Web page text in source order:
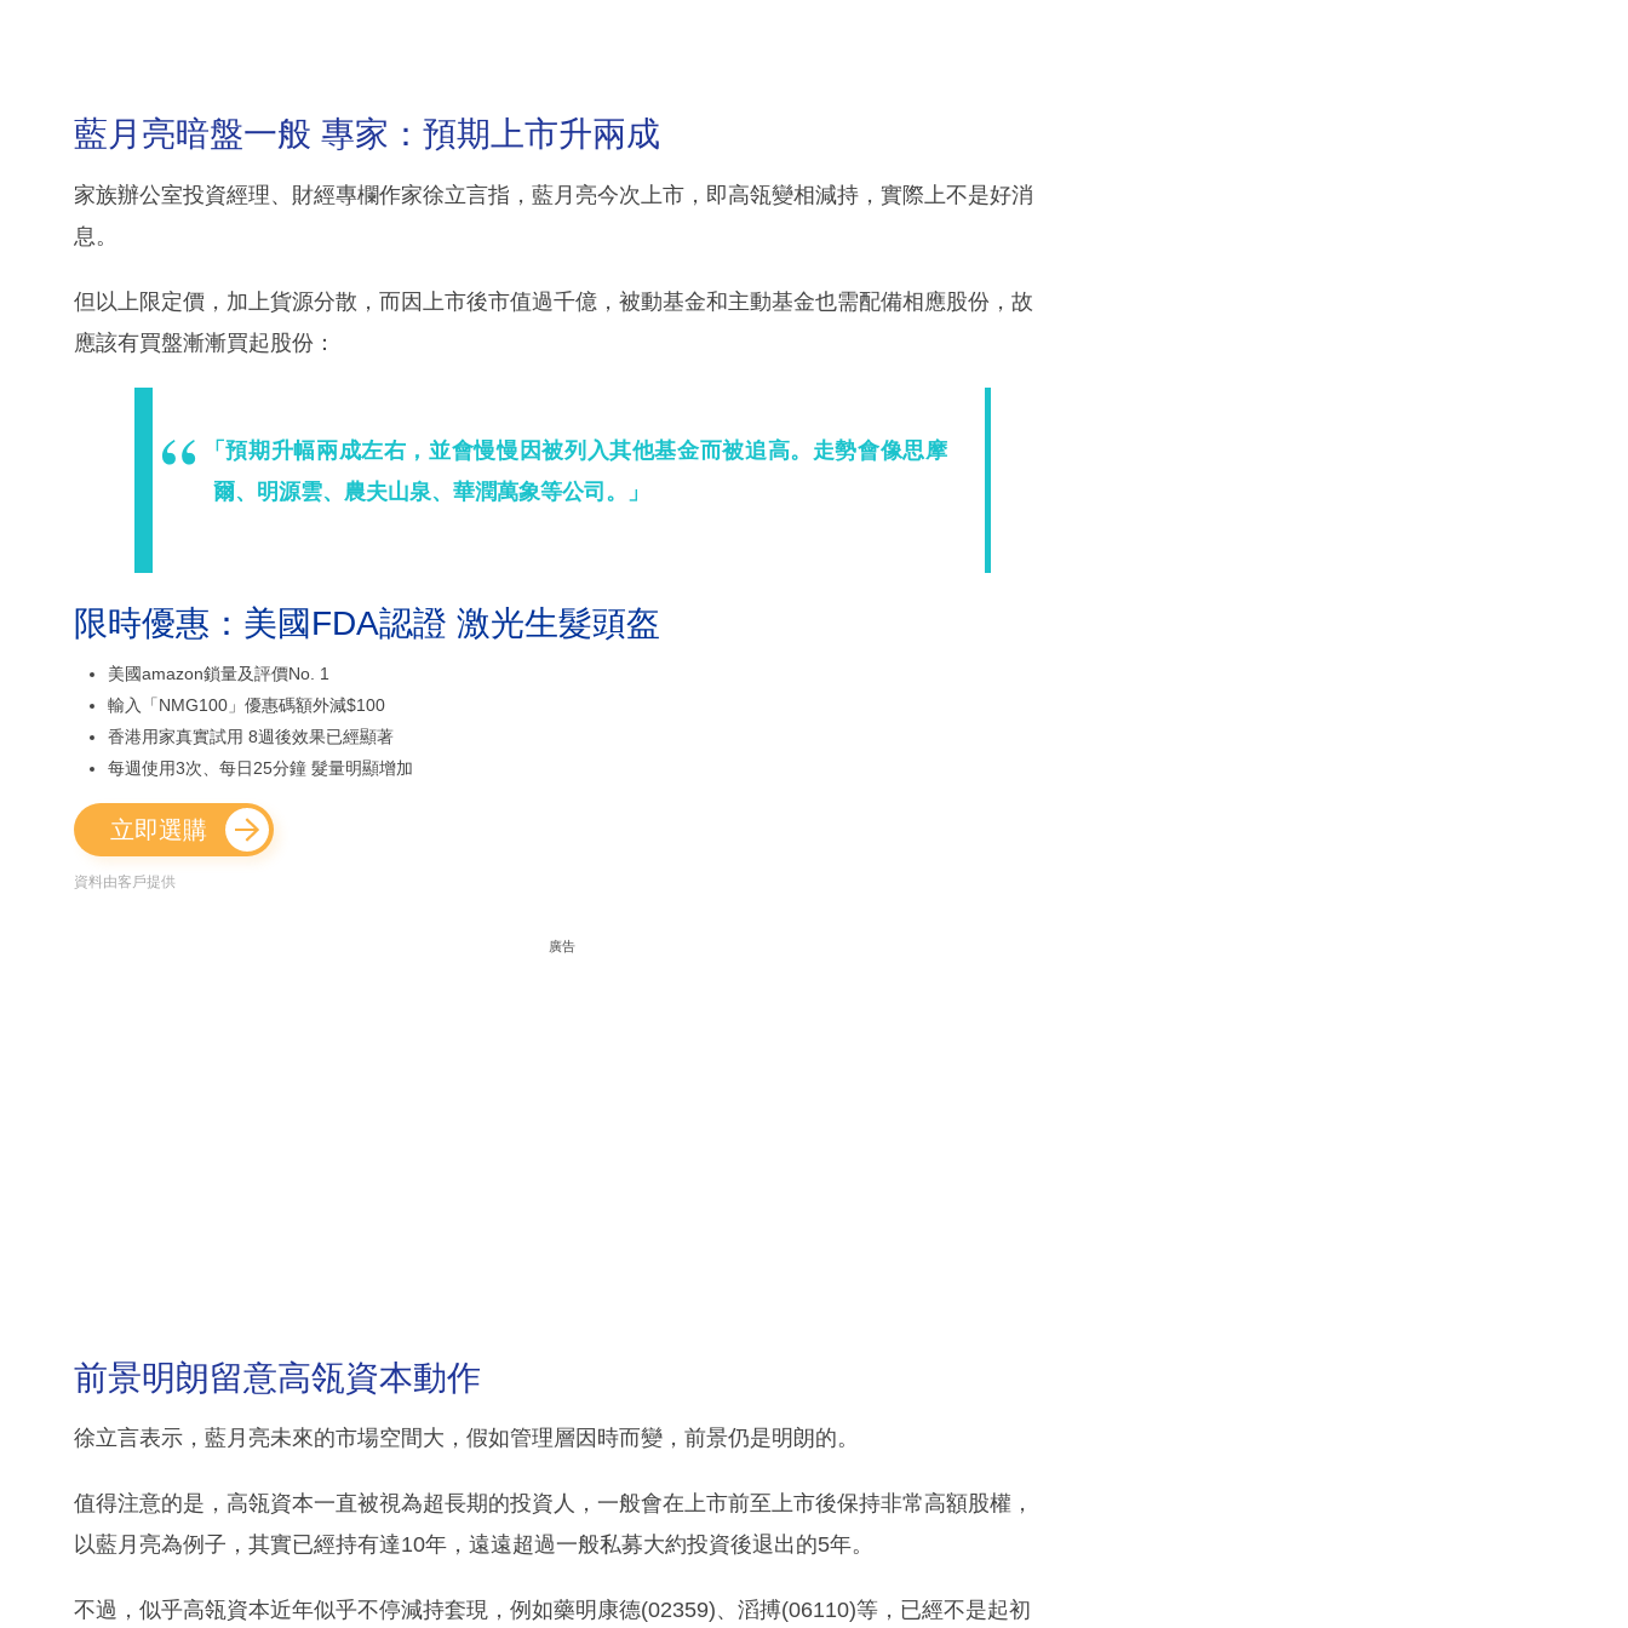
藍月亮暗盤一般 專家：預期上市升兩成
家族辦公室投資經理、財經專欄作家徐立言指，藍月亮今次上市，即高瓴變相減持，實際上不是好消
息。
但以上限定價，加上貨源分散，而因上市後市值過千億，被動基金和主動基金也需配備相應股份，故
應該有買盤漸漸買起股份：
「預期升幅兩成左右，並會慢慢因被列入其他基金而被追高。走勢會像思摩
爾、明源雲、農夫山泉、華潤萬象等公司。」
限時優惠：美國FDA認證 激光生髮頭盔
美國amazon鎖量及評價No. 1
輸入「NMG100」優惠碼額外減$100
香港用家真實試用 8週後效果已經顯著
每週使用3次、每日25分鐘 髮量明顯增加
立即選購
資料由客戶提供
廣告
前景明朗留意高瓴資本動作
徐立言表示，藍月亮未來的市場空間大，假如管理層因時而變，前景仍是明朗的。
值得注意的是，高瓴資本一直被視為超長期的投資人，一般會在上市前至上市後保持非常高額股權，
以藍月亮為例子，其實已經持有達10年，遠遠超過一般私募大約投資後退出的5年。
不過，似乎高瓴資本近年似乎不停減持套現，例如藥明康德(02359)、滔搏(06110)等，已經不是起初